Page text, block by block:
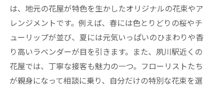
は、地元の花屋が特色を生かしたオリジナルの花束やア
レンジメントです。例えば、春には色とりどりの桜やチ
ューリップが並び、夏には元気いっぱいのひまわりや香
り高いラベンダーが目を引きます。また、夙川駅近くの
花屋では、丁寧な接客も魅力の一つ。フローリストたち
が親身になって相談に乗り、自分だけの特別な花束を選